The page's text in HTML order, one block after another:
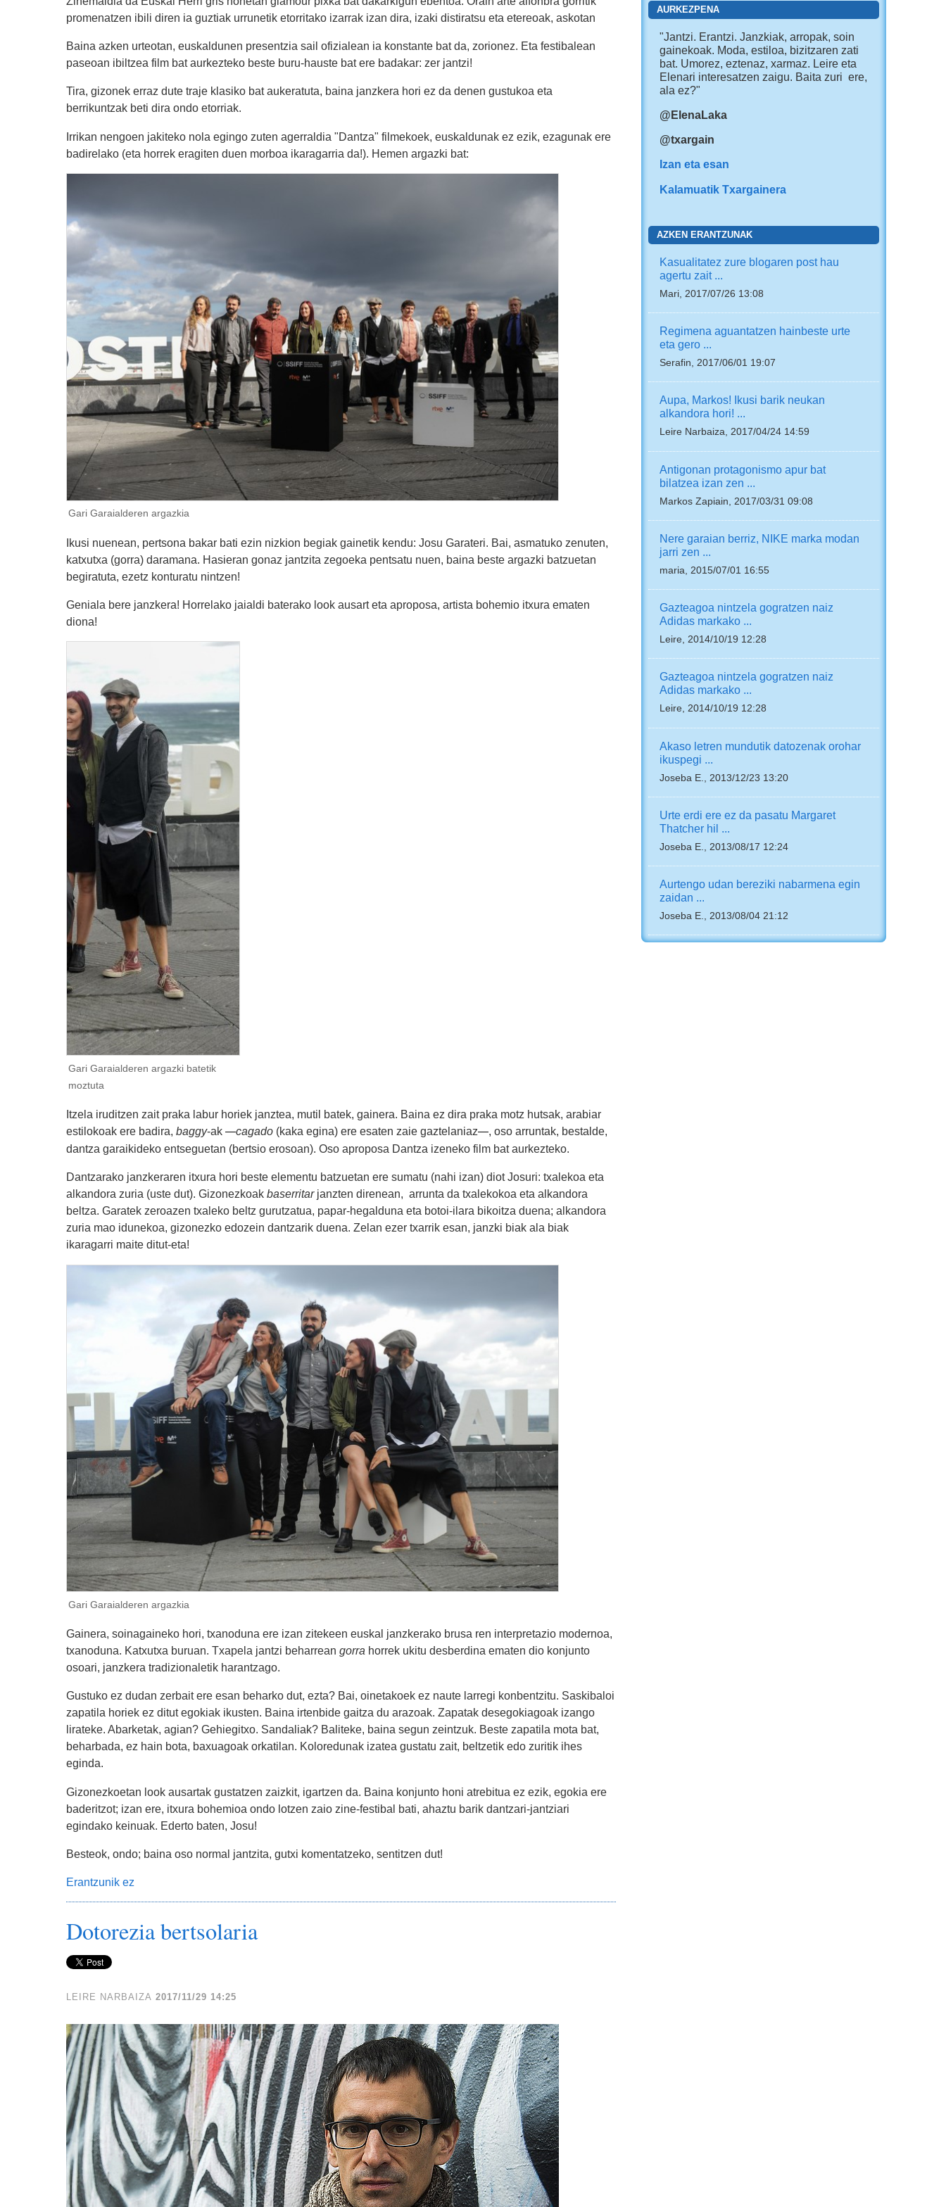
promenatzen ibili diren ia guztiak urrunetik etorritako izarrak izan dira, izaki distiratsu eta etereoak, askotan
Baina azken urteotan, euskaldunen presentzia sail ofizialean ia konstante bat da, zorionez. Eta festibalean
paseoan ibiltzea film bat aurkezteko beste buru-hauste bat ere badakar: zer jantzi!
Tira, gizonek erraz dute traje klasiko bat aukeratuta, baina janzkera hori ez da denen gustukoa eta
berrikuntzak beti dira ondo etorriak.
Irrikan nengoen jakiteko nola egingo zuten agerraldia "Dantza" filmekoek, euskaldunak ez ezik, ezagunak ere
badirelako (eta horrek eragiten duen morboa ikaragarria da!). Hemen argazki bat:
Gari Garaialderen argazkia
Ikusi nuenean, pertsona bakar bati ezin nizkion begiak gainetik kendu: Josu Garateri. Bai, asmatuko zenuten,
katxutxa (gorra) daramana. Hasieran gonaz jantzita zegoeka pentsatu nuen, baina beste argazki batzuetan
begiratuta, ezetz konturatu nintzen!
Geniala bere janzkera! Horrelako jaialdi baterako look ausart eta aproposa, artista bohemio itxura ematen
diona!
Gari Garaialderen argazki batetik
moztuta
Itzela iruditzen zait praka labur horiek janztea, mutil batek, gainera. Baina ez dira praka motz hutsak, arabiar
estilokoak ere badira, baggy-ak ―cagado(kaka egina) ere esaten zaie gaztelaniaz―, oso arruntak, bestalde,
dantza garaikideko entseguetan (bertsio erosoan). Oso aproposa Dantza izeneko film bat aurkezteko.
Dantzarako janzkeraren itxura hori beste elementu batzuetan ere sumatu (nahi izan) diot Josuri: txalekoa eta
alkandora zuria (uste dut). Gizonezkoak baserritarjanzten direnean, arrunta da txalekokoa eta alkandora
beltza. Garatek zeroazen txaleko beltz gurutzatua, papar-hegalduna eta botoi-ilara bikoitza duena; alkandora
zuria mao idunekoa, gizonezko edozein dantzarik duena. Zelan ezer txarrik esan, janzki biak ala biak
ikaragarri maite ditut-eta!
Gari Garaialderen argazkia
Gainera, soinagaineko hori, txanoduna ere izan zitekeen euskal janzkerako brusa ren interpretazio modernoa,
txanoduna. Katxutxa buruan. Txapela jantzi beharrean gorra horrek ukitu desberdina ematen dio konjunto
osoari, janzkera tradizionaletik harantzago.
Gustuko ez dudan zerbait ere esan beharko dut, ezta? Bai, oinetakoek ez naute larregi konbentzitu. Saskibaloi
zapatila horiek ez ditut egokiak ikusten. Baina irtenbide gaitza du arazoak. Zapatak desegokiagoak izango
lirateke. Abarketak, agian? Gehiegitxo. Sandaliak? Baliteke, baina segun zeintzuk. Beste zapatila mota bat,
beharbada, ez hain bota, baxuagoak orkatilan. Koloredunak izatea gustatu zait, beltzetik edo zuritik ihes
eginda.
Gizonezkoetan look ausartak gustatzen zaizkit, igartzen da. Baina konjunto honi atrebitua ez ezik, egokia ere
baderitzot; izan ere, itxura bohemioa ondo lotzen zaio zine-festibal bati, ahaztu barik dantzari-jantziari
egindako keinuak. Ederto baten, Josu!
Besteok, ondo; baina oso normal jantzita, gutxi komentatzeko, sentitzen dut!
Erantzunik ez
Dotorezia bertsolaria
LEIRE NARBAIZA 2017/11/29 14:25
AURKEZPENA
"Jantzi. Erantzi. Janzkiak, arropak, soin
gainekoak. Moda, estiloa, bizitzaren zati
bat. Umorez, eztenaz, xarmaz. Leire eta
Elenari interesatzen zaigu. Baita zuri ere,
ala ez?"
@ElenaLaka
@txargain
Izan eta esan
Kalamuatik Txargainera
AZKEN ERANTZUNAK
Kasualitatez zure blogaren post hau
agertu zait ...
Mari, 2017/07/26 13:08
Regimena aguantatzen hainbeste urte
eta gero ...
Serafin, 2017/06/01 19:07
Aupa, Markos! Ikusi barik neukan
alkandora hori! ...
Leire Narbaiza, 2017/04/24 14:59
Antigonan protagonismo apur bat
bilatzea izan zen ...
Markos Zapiain, 2017/03/31 09:08
Nere garaian berriz, NIKE marka modan
jarri zen ...
maria, 2015/07/01 16:55
Gazteagoa nintzela gogratzen naiz
Adidas markako ...
Leire, 2014/10/19 12:28
Gazteagoa nintzela gogratzen naiz
Adidas markako ...
Leire, 2014/10/19 12:28
Akaso letren mundutik datozenak orohar
ikuspegi ...
Joseba E., 2013/12/23 13:20
Urte erdi ere ez da pasatu Margaret
Thatcher hil ...
Joseba E., 2013/08/17 12:24
Aurtengo udan bereziki nabarmena egin
zaidan ...
Joseba E., 2013/08/04 21:12